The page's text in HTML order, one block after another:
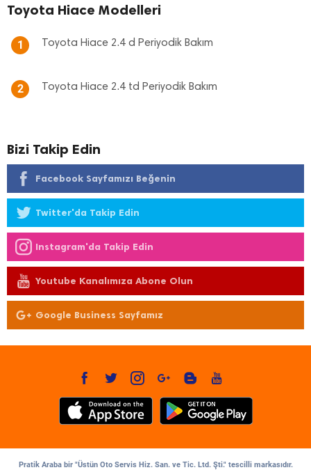
Toyota Hiace Modelleri
1 Toyota Hiace 2.4 d Periyodik Bakım
2 Toyota Hiace 2.4 td Periyodik Bakım
Bizi Takip Edin
Facebook Sayfamızı Beğenin
Twitter'da Takip Edin
Instagram'da Takip Edin
Youtube Kanalımıza Abone Olun
Google Business Sayfamız
Pratik Araba bir "Üstün Oto Servis Hiz. San. ve Tic. Ltd. Şti." tescilli markasıdır.